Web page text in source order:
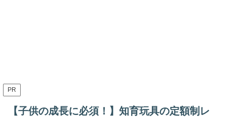
PR
【子供の成長に必須！】知育玩具の定額制レ